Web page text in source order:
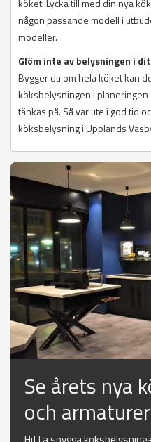
köket. Lycka till med din nya
någon passande modell i
modeller.
Glöm inte av belysningen i
Bygger du om hela köket kan
köksbelysningen i planeringen
tänkas på. Så var ute i god tid
köksbelysning i Upplands
Se årets nya
och armaturer